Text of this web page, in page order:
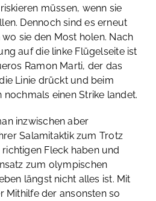
müssen, wenn sie
Dennoch sind es erneut
sie den Most holen. Nach
auf die linke Flügelseite ist
Ramon Marti, der das
Linie drückt und beim
einen Strike landet.
inzwischen aber
Salamitaktik zum Trotz
Fleck haben und
zum olympischen
längst nicht alles ist. Mit
Mithilfe der ansonsten so